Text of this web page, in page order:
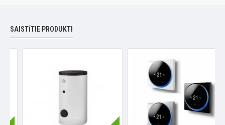
SAISTĪTIE PRODUKTI